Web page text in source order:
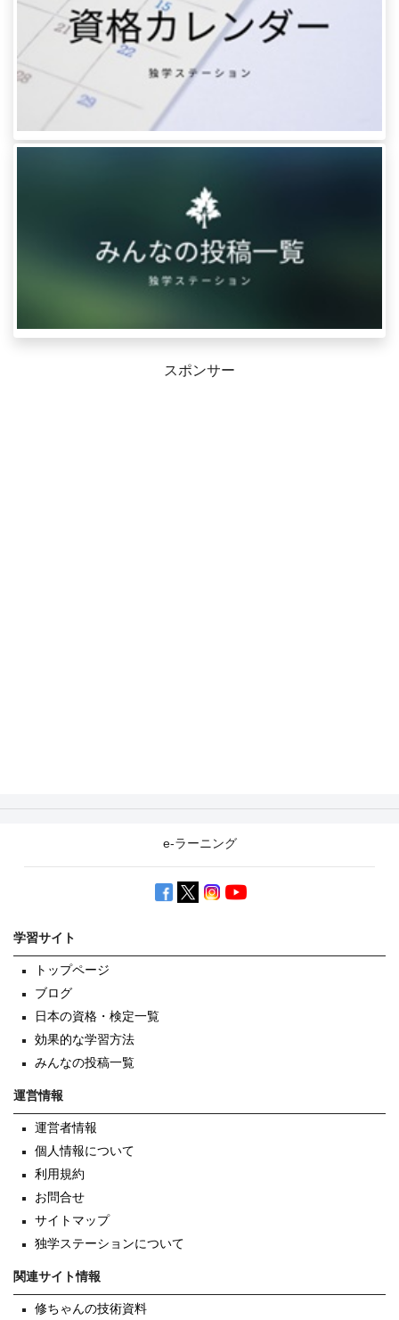
スポンサー
e-ラーニング
学習サイト
トップページ
ブログ
日本の資格・検定一覧
効果的な学習方法
みんなの投稿一覧
運営情報
運営者情報
個人情報について
利用規約
お問合せ
サイトマップ
独学ステーションについて
関連サイト情報
修ちゃんの技術資料